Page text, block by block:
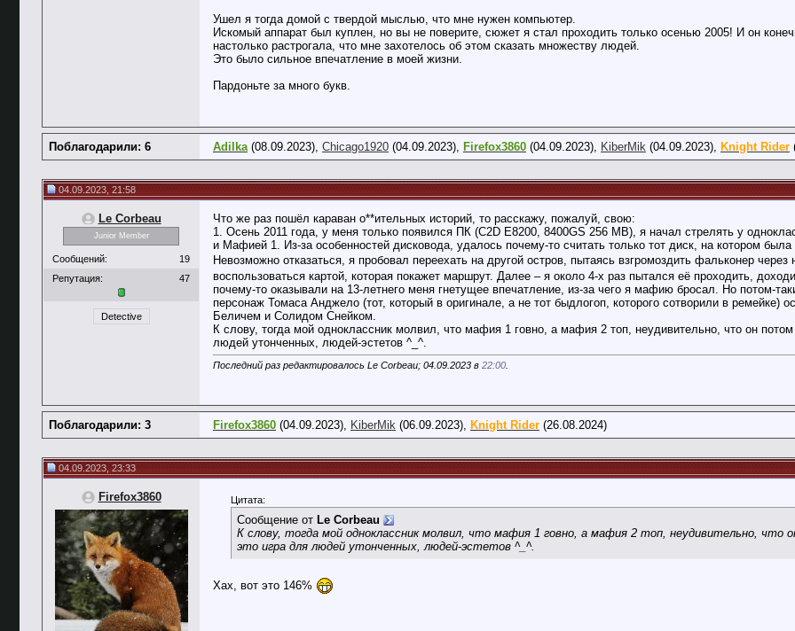
Ушел я тогда домой с твердой мыслью, что мне нужен компьютер.
Искомый аппарат был куплен, но вы не поверите, сюжет я стал проходить только осенью 2005! И он
настолько растрогала, что мне захотелось об этом сказать множеству людей.
Это было сильное впечатление в моей жизни.
Пардоньте за много букв.
Поблагодарили: 6 Adilka(08.09.2023), Chicago1920 (04.09.2023), Firefox3860 (04.09.2023), KiberMik (04.09.2023), Knight Rider
04.09.2023, 21:58
Le Corbeau
Junior Member
Сообщений:
19
Репутация:
47
Detective
Что же раз пошёл караван о**ительных историй, то расскажу, пожалуй, свою:
1. Осень 2011 года, у меня только появился ПК (C2D E8200, 8400GS 256 MB), я начал стрелять у
и Мафией 1. Из-за особенностей дисковода, удалось почему-то считать только тот диск, на котором
Невозможно отказаться, я пробовал переехать на другой остров, пытаясь взгромоздить фальконер через
воспользоваться картой, которая покажет маршрут. Далее – я около 4-х раз пытался её проходить,
почему-то оказывали на 13-летнего меня гнетущее впечатление, из-за чего я мафию бросал. Но потом-
персонаж Томаса Анджело (тот, который в оригинале, а не тот быдлогоп, которого сотворили в
Беличем и Солидом Снейком.
К слову, тогда мой одноклассник молвил, что мафия 1 говно, а мафия 2 топ, неудивительно, что он
людей утонченных, людей-эстетов ^_^.
Последний раз редактировалось Le Corbeau; 04.09.2023 в 22:00
Поблагодарили: 3 Firefox3860 (04.09.2023), KiberMik (06.09.2023), Knight Rider (26.08.2024)
04.09.2023, 23:33
Firefox3860 Цитата:
Сообщение от Le Corbeau
К слову, тогда мой одноклассник молвил, что мафия 1 говно, а мафия 2 топ, неудивительно,
это игра для людей утонченных, людей-эстетов ^_^.
Хах, вот это 146%